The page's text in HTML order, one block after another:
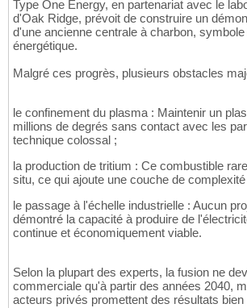
Type One Energy, en partenariat avec le
d'Oak Ridge, prévoit de construire un
d'une ancienne centrale à charbon,
énergétique.
Malgré ces progrès, plusieurs obstacles
le confinement du plasma : Maintenir un
millions de degrés sans contact avec les
technique colossal ;
la production de tritium : Ce combustible
situ, ce qui ajoute une couche de complexité
le passage à l'échelle industrielle : Aucun
démontré la capacité à produire de
continue et économiquement viable.
Selon la plupart des experts, la fusion ne
commerciale qu'à partir des années 2040,
acteurs privés promettent des résultats bien